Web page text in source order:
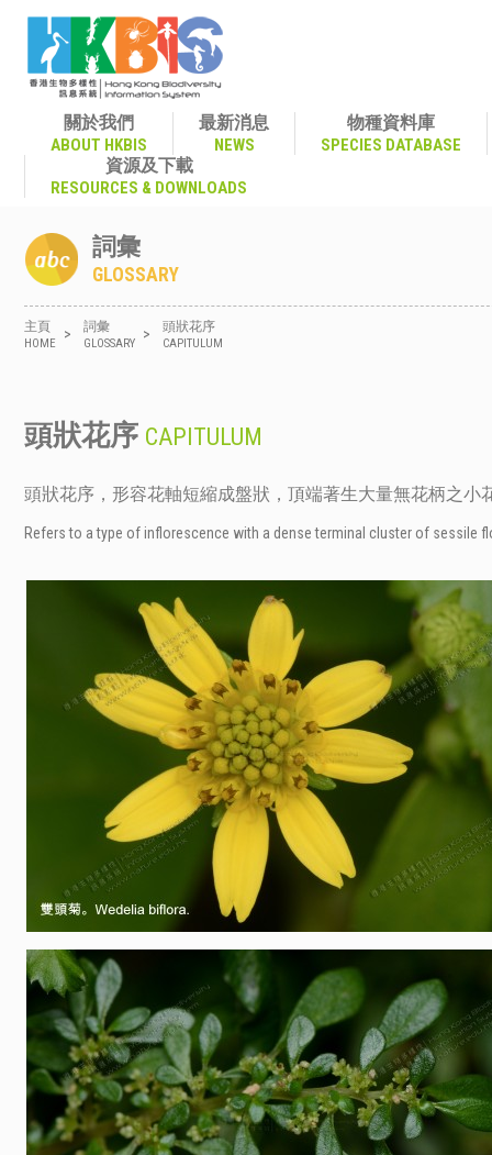
關於我們
ABOUT HKBIS
最新消息
NEWS
物種資料庫
SPECIES DATABASE
資源及下載
RESOURCES & DOWNLOADS
詞彙
GLOSSARY
主頁
HOME
> 詞彙
GLOSSARY
> 頭狀花序
CAPITULUM
頭狀花序 CAPITULUM
頭狀花序，形容花軸短縮成盤狀，頂端著生大量無花柄之小
Refers to a type of inflorescence with a dense terminal cluster of sessile